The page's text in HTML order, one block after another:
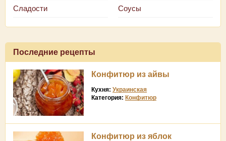
Сладости Соусы
Последние рецепты
Конфитюр из айвы
Кухня: Украинская
Категория: Конфитюр
Конфитюр из яблок